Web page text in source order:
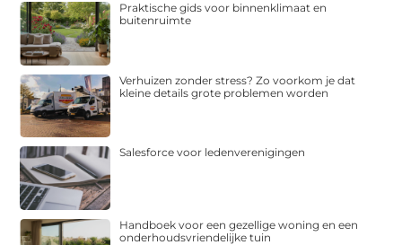
Praktische gids voor binnenklimaat en
buitenruimte
Verhuizen zonder stress? Zo voorkom je dat
kleine details grote problemen worden
Salesforce voor ledenverenigingen
Handboek voor een gezellige woning en een
onderhoudsvriendelijke tuin